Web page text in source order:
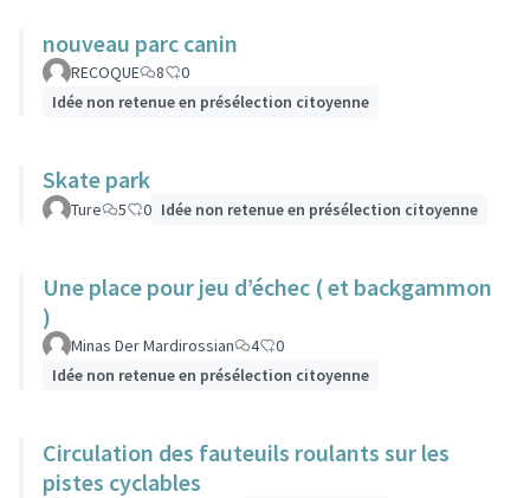
nouveau parc canin
RECOQUE 8
0
Idée non retenue en présélection citoyenne
Skate park
Ture 5 0 Idée non retenue en présélection citoyenne
Une place pour jeu d’échec ( et backgammon
)
Minas Der Mardirossian 4
0
Idée non retenue en présélection citoyenne
Circulation des fauteuils roulants sur les
pistes cyclables